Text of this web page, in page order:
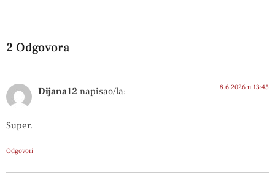
2 Odgovora
Dijana12 napisao/la: 8.6.2026 u 13:45
Super.
Odgovori